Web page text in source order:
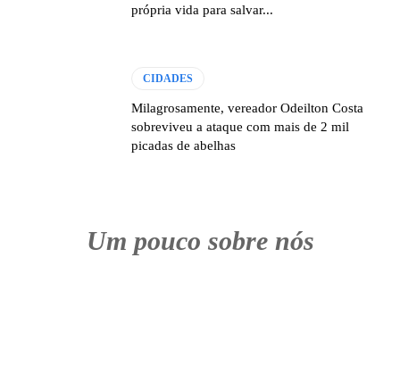
própria vida para salvar...
CIDADES
Milagrosamente, vereador Odeilton Costa
sobreviveu a ataque com mais de 2 mil
picadas de abelhas
Um pouco sobre nós